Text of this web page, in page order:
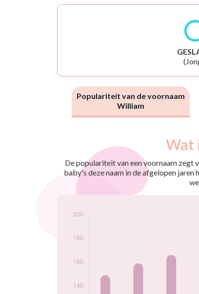
Populariteit van de voornaam
William
Wat
De populariteit van een voornaam zegt
baby's deze naam in de afgelopen jaren
2009
121
2010
149
2014
178
2016
199
2021
167